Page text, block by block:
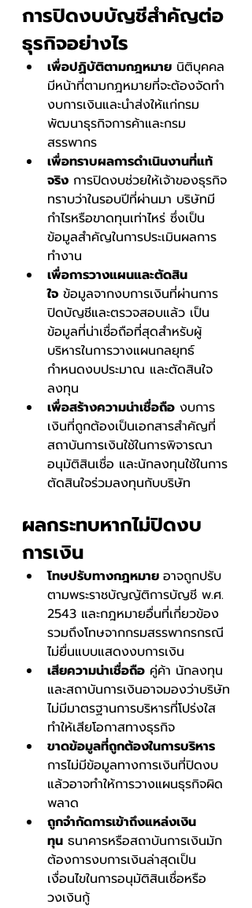
การปิดงบบัญชีสำคัญต่อ
ธุรกิจอย่างไร
เพื่อปฏิบัติตามกฎหมาย นิติบุคคล
มีหน้าที่ตามกฎหมายที่จะต้องจัดทำ
งบการเงินและนำส่งให้แก่กรม
พัฒนาธุรกิจการค้าและกรม
สรรพากร
เพื่อทราบผลการดำเนินงานที่แท้
จริง การปิดงบช่วยให้เจ้าของธุรกิจ
ทราบว่าในรอบปีที่ผ่านมา บริษัทมี
กำไรหรือขาดทุนเท่าไหร่ ซึ่งเป็น
ข้อมูลสำคัญในการประเมินผลการ
ทำงาน
เพื่อการวางแผนและตัดสิน
ใจ ข้อมูลจากงบการเงินที่ผ่านการ
ปิดบัญชีและตรวจสอบแล้ว เป็น
ข้อมูลที่น่าเชื่อถือที่สุดสำหรับผู้
บริหารในการวางแผนกลยุทธ์
กำหนดงบประมาณ และตัดสินใจ
ลงทุน
เพื่อสร้างความน่าเชื่อถือ งบการ
เงินที่ถูกต้องเป็นเอกสารสำคัญที่
สถาบันการเงินใช้ในการพิจารณา
อนุมัติสินเชื่อ และนักลงทุนใช้ในการ
ตัดสินใจร่วมลงทุนกับบริษัท
ผลกระทบหากไม่ปิดงบ
การเงิน
โทษปรับทางกฎหมาย อาจถูกปรับ
ตามพระราชบัญญัติการบัญชี พ.ศ.
2543 และกฎหมายอื่นที่เกี่ยวข้อง
รวมถึงโทษจากกรมสรรพากรกรณี
ไม่ยื่นแบบแสดงงบการเงิน
เสียความน่าเชื่อถือ คู่ค้า นักลงทุน
และสถาบันการเงินอาจมองว่าบริษัท
ไม่มีมาตรฐานการบริหารที่โปร่งใส
ทำให้เสียโอกาสทางธุรกิจ
ขาดข้อมูลที่ถูกต้องในการบริหาร
การไม่มีข้อมูลทางการเงินที่ปิดงบ
แล้วอาจทำให้การวางแผนธุรกิจผิด
พลาด
ถูกจำกัดการเข้าถึงแหล่งเงิน
ทุน ธนาคารหรือสถาบันการเงินมัก
ต้องการงบการเงินล่าสุดเป็น
เงื่อนไขในการอนุมัติสินเชื่อหรือ
วงเงินกู้